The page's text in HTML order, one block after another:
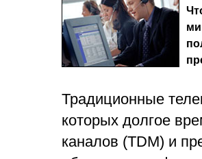
Традиционные
которых долгое
каналов (TDM) и